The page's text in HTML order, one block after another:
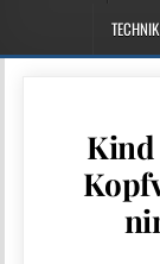
TECHNIK
Kind